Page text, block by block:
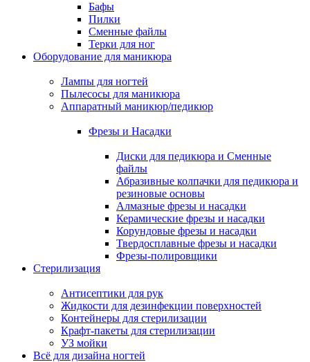
Бафы
Пилки
Сменные файлы
Терки для ног
Оборудование для маникюра
Лампы для ногтей
Пылесосы для маникюра
Аппаратный маникюр/педикюр
Фрезы и Насадки
Диски для педикюра и Сменные
файлы
Абразивные колпачки для педикюра и
резиновые основы
Алмазные фрезы и насадки
Керамические фрезы и насадки
Корундовые фрезы и насадки
Твердосплавные фрезы и насадки
Фрезы-полировщики
Стерилизация
Антисептики для рук
Жидкости для дезинфекции поверхностей
Контейнеры для стерилизации
Крафт-пакеты для стерилизации
УЗ мойки
Всё для дизайна ногтей